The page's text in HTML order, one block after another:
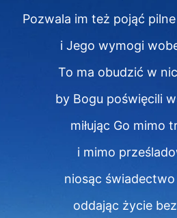
Pozwala im też pojąć
i Jego wymogi
To ma obudzić w
by Bogu poświęcili
miłując Go mimo
i mimo
niosąc
oddając życie